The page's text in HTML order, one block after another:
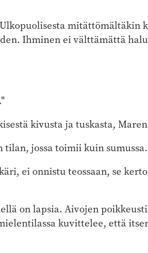
mitättömältäkin
Ihminen ei välttämättä
kivusta ja tuskasta,
tilan, jossa toimii kuin sumussa.
ei onnistu teossaan, se
on lapsia. Aivojen
kuvittelee, että